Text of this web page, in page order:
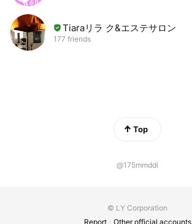
Tiaraリラ ク&エステサロン
177 friends
Top
@175mmddi
© LY Corporation
Report
Other official accounts